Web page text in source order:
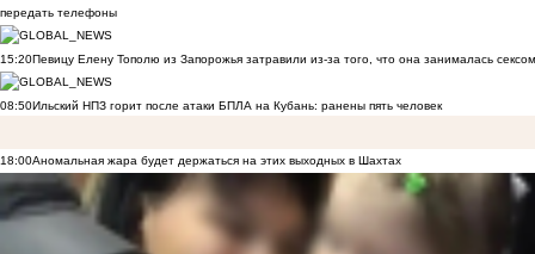
передать телефоны
15:20Певицу Елену Тополю из Запорожья затравили из-за того, что она занималась
08:50Ильский НПЗ горит после атаки БПЛА на Кубань: ранены пять человек
18:00Аномальная жара будет держаться на этих выходных в Шахтах